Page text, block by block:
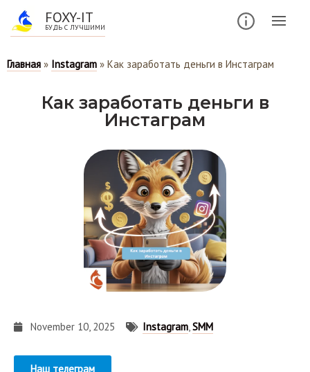
FOXY-IT
БУДЬ С ЛУЧШИМИ
Главная » Instagram » Как заработать деньги в Инстаграм
Как заработать деньги в
Инстаграм
November 10, 2025 Instagram,SMM
Наш телеграм